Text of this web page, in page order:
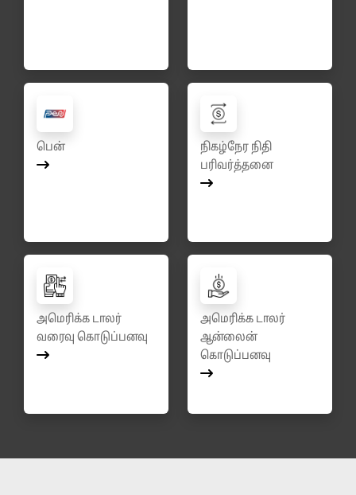
பென்
நிகழ்நேர நிதி
பரிவர்த்தனை
அமெரிக்க டாலர்
வரைவு கொடுப்பனவு
அமெரிக்க டாலர்
ஆன்லைன்
கொடுப்பனவு